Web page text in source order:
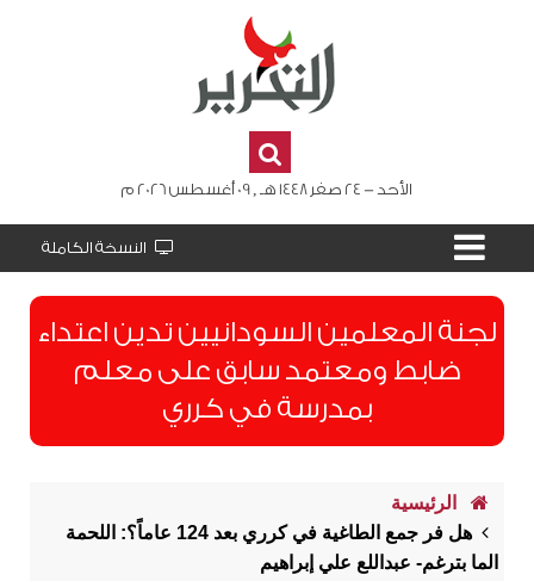
الأحد - 24 صفر 1448 هـ , 09 أغسطس 2026 م
النسخة الكاملة
لجنة المعلمين السودانيين تدين اعتداء
ضابط ومعتمد سابق على معلم
بمدرسة في كرري
الرئيسية
هل فر جمع الطاغية في كرري بعد 124 عاماً؟: اللحمة
الما بترغم- عبداللع علي إبراهيم